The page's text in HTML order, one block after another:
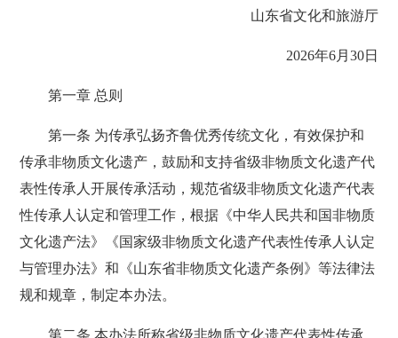
山东省文化和旅游厅
2026年6月30日
第一章 总则
第一条 为传承弘扬齐鲁优秀传统文化，有效保护和
传承非物质文化遗产，鼓励和支持省级非物质文化遗产代
表性传承人开展传承活动，规范省级非物质文化遗产代表
性传承人认定和管理工作，根据《中华人民共和国非物质
文化遗产法》《国家级非物质文化遗产代表性传承人认定
与管理办法》和《山东省非物质文化遗产条例》等法律法
规和规章，制定本办法。
第二条 本办法所称省级非物质文化遗产代表性传承